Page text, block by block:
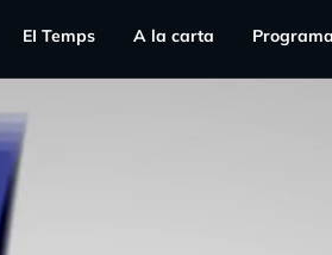
EI Temps A la carta